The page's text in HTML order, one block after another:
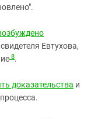
Евтухова,
8.
доказательства и